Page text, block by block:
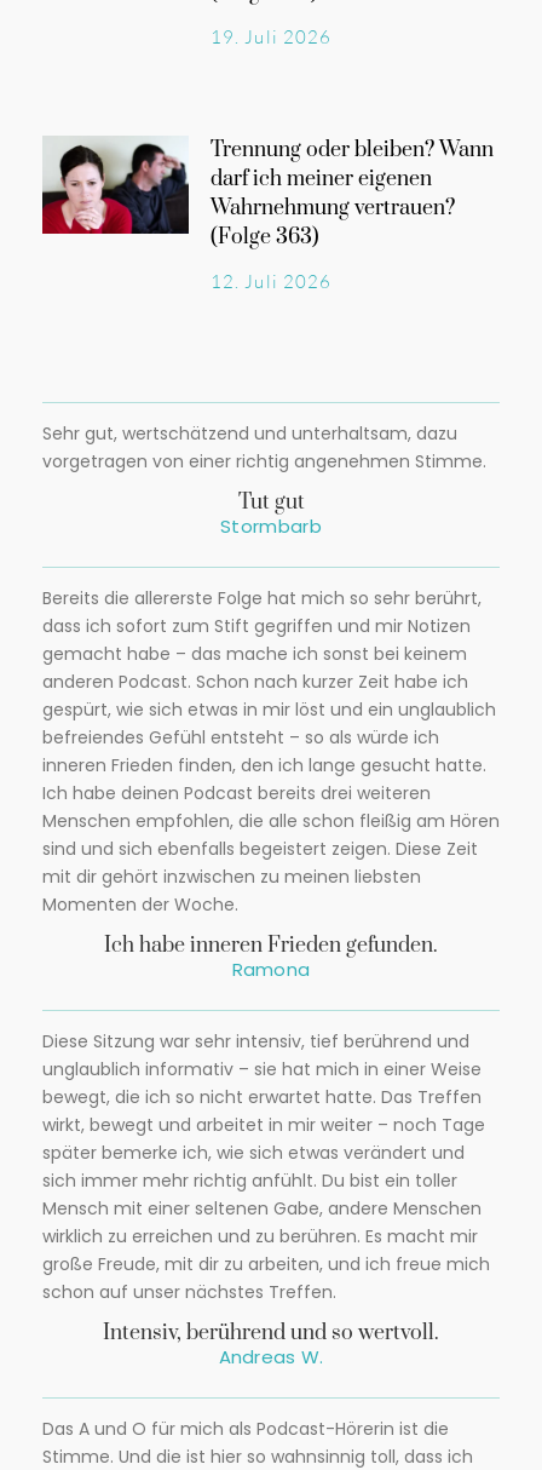
19. Juli 2026
Trennung oder bleiben? Wann
darf ich meiner eigenen
Wahrnehmung vertrauen?
(Folge 363)
12. Juli 2026
Sehr gut, wertschätzend und unterhaltsam, dazu
vorgetragen von einer richtig angenehmen Stimme.
Tut gut
Stormbarb
Bereits die allererste Folge hat mich so sehr berührt,
dass ich sofort zum Stift gegriffen und mir Notizen
gemacht habe – das mache ich sonst bei keinem
anderen Podcast. Schon nach kurzer Zeit habe ich
gespürt, wie sich etwas in mir löst und ein unglaublich
befreiendes Gefühl entsteht – so als würde ich
inneren Frieden finden, den ich lange gesucht hatte.
Ich habe deinen Podcast bereits drei weiteren
Menschen empfohlen, die alle schon fleißig am Hören
sind und sich ebenfalls begeistert zeigen. Diese Zeit
mit dir gehört inzwischen zu meinen liebsten
Momenten der Woche.
Ich habe inneren Frieden gefunden.
Ramona
Diese Sitzung war sehr intensiv, tief berührend und
unglaublich informativ – sie hat mich in einer Weise
bewegt, die ich so nicht erwartet hatte. Das Treffen
wirkt, bewegt und arbeitet in mir weiter – noch Tage
später bemerke ich, wie sich etwas verändert und
sich immer mehr richtig anfühlt. Du bist ein toller
Mensch mit einer seltenen Gabe, andere Menschen
wirklich zu erreichen und zu berühren. Es macht mir
große Freude, mit dir zu arbeiten, und ich freue mich
schon auf unser nächstes Treffen.
Intensiv, berührend und so wertvoll.
Andreas W.
Das A und O für mich als Podcast-Hörerin ist die
Stimme. Und die ist hier so wahnsinnig toll, dass ich